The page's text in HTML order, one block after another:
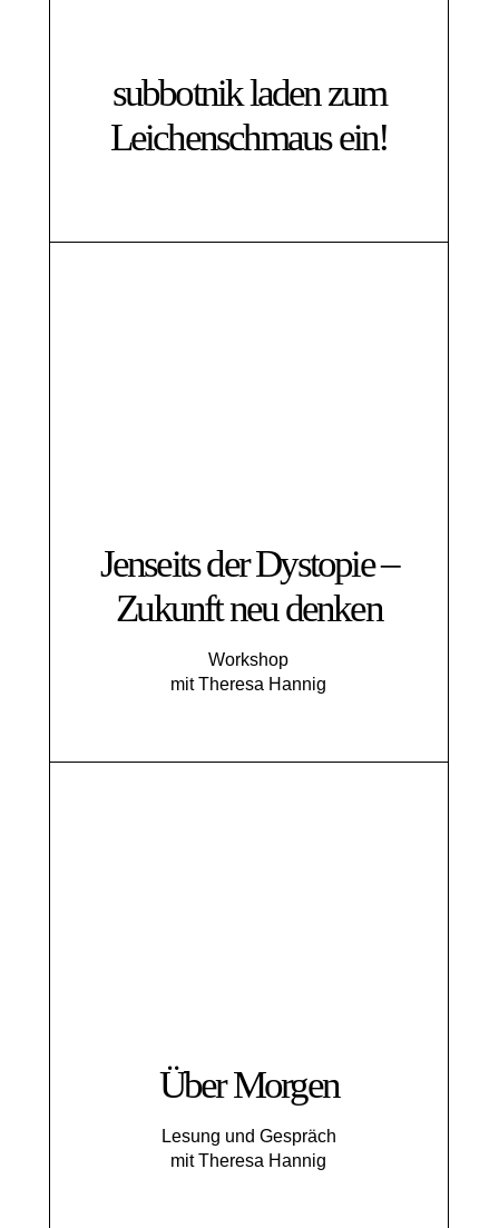
subbotnik laden zum
Leichenschmaus ein!
Jenseits der Dystopie –
Zukunft neu denken
Workshop
mit Theresa Hannig
Über Morgen
Lesung und Gespräch
mit Theresa Hannig